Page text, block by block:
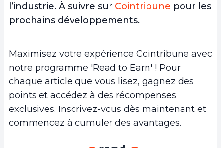
l’industrie. À suivre sur Cointribune pour les
prochains développements.
Maximisez votre expérience Cointribune avec
notre programme 'Read to Earn' ! Pour
chaque article que vous lisez, gagnez des
points et accédez à des récompenses
exclusives. Inscrivez-vous dès maintenant et
commencez à cumuler des avantages.